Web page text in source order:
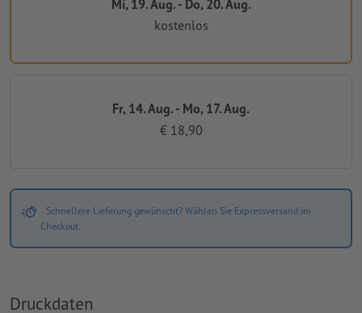
Mi, 19. Aug. - Do, 20. Aug.
kostenlos
Fr, 14. Aug. - Mo, 17. Aug.
€ 18,90
Schnellere Lieferung gewünscht? Wählen Sie Expressversand im
Checkout.
Druckdaten